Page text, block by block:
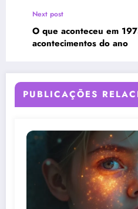
Next post
O que aconteceu em
acontecimentos do ano
PUBLICAÇÕES